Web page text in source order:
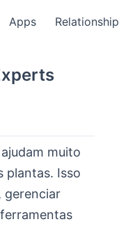
Apps Relationship
muito
plantas. Isso
gerenciar